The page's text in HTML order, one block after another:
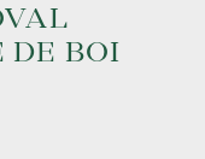
DE BOI